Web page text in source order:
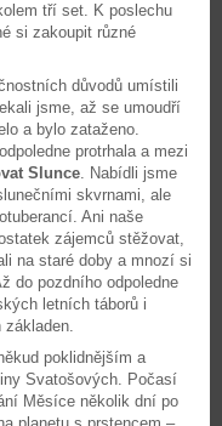
tří set. K poslechu
si zakoupit různé
důvodů umístili
jsme, až se umoudří
a bylo zataženo.
protrhala a mezi
Slunce. Nabídli jsme
skvrnami, ale
Ani naše
zájemců stěžovat,
na staré doby a mnozí si
do pozdního odpoledne
letních táborů i
poklidnějším a
Svatošových. Počasí
Měsíce několik dní po